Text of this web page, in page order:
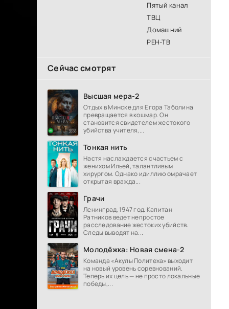
Пятый канал
ТВЦ
Домашний
РЕН-ТВ
Сейчас смотрят
Высшая мера-2
Отдых в Минске для Егора Таболина
превращается в кошмар. Он
становится свидетелем жестокого
убийства учителя,...
Тонкая нить
Настя наслаждается счастьем с
женихом Ильей, талантливым
хирургом. Однако идиллию омрачает
открытая вражда...
Грачи
Ленинград, 1947 год. Капитан
Ратников ведет непростое
расследование жестоких убийств.
Следы выводят на...
Молодёжка: Новая смена-2
Команда «Акулы Политеха» выходит
на новый уровень соревнований.
Теперь их цель — не просто локальные
победы,...